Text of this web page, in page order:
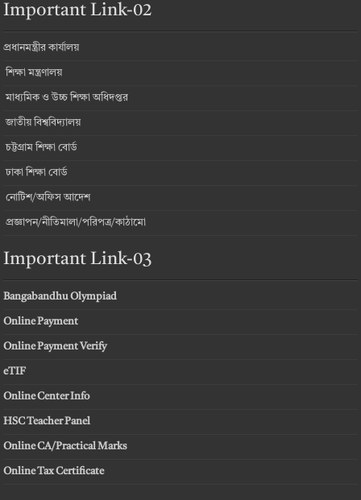
Important Link-02
প্রধানমন্ত্রীর কার্যালয়
শিক্ষা মন্ত্রণালয়
মাধ্যমিক ও উচ্চ শিক্ষা অধিদপ্তর
জাতীয় বিশ্ববিদ্যালয়
চট্টগ্রাম শিক্ষা বোর্ড
ঢাকা শিক্ষা বোর্ড
নোটিশ/অফিস আদেশ
প্রজ্ঞাপন/নীতিমালা/পরিপত্র/কাঠামো
Important Link-03
Bangabandhu Olympiad
Online Payment
Online Payment Verify
eTIF
Online Center Info
HSC Teacher Panel
Online CA/Practical Marks
Online Tax Certificate